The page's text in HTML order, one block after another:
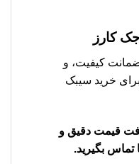
کارز
کیفیت، و
خرید سیبک
قیمت دقیق و
تماس بگیرید.